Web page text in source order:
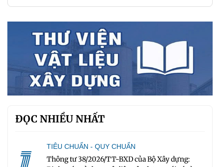
ĐỌC NHIỀU NHẤT
TIÊU CHUẨN - QUY CHUẨN
Thông tư 38/2026/TT-BXD của Bộ Xây dựng: